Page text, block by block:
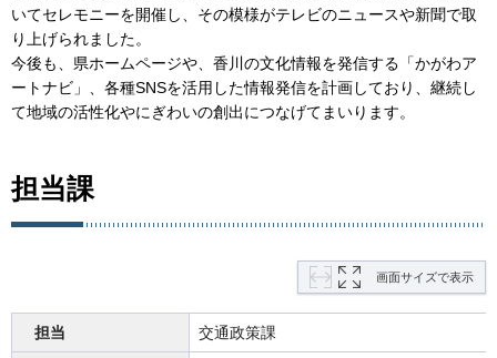
いてセレモニーを開催し、その模様がテレビのニュースや新聞で取
り上げられました。
今後も、県ホームページや、香川の文化情報を発信する「かがわア
ートナビ」、各種SNSを活用した情報発信を計画しており、継続し
て地域の活性化やにぎわいの創出につなげてまいります。
担当課
画面サイズで表示
担当 交通政策課